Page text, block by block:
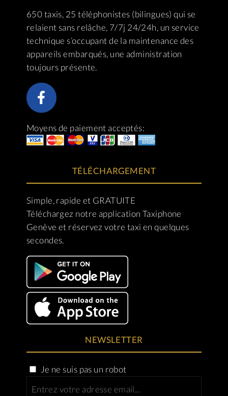
650 taxis, 25 téléphonistes (bilingues) qui se
relaient sans relâche, 7/7j 24/24h, un service
technique s’occupant de la maintenance des
appareils embarqués, une administration
toujours présente.
Moyens de paiement acceptés:
TÉLÉCHARGEMENT
Simple, rapide et GRATUITE
Téléchargez notre application Taxiphone
Genève et réservez votre taxi en quelques
secondes.
NEWSLETTER
Je ne suis pas un robot